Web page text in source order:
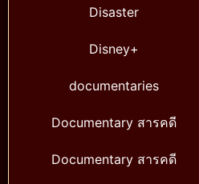
Disaster
Disney+
documentaries
Documentary สารคดี
Documentary สารคดี